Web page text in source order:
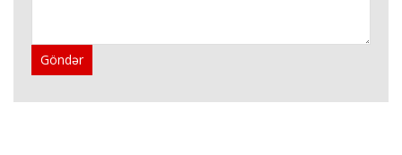
Göndər